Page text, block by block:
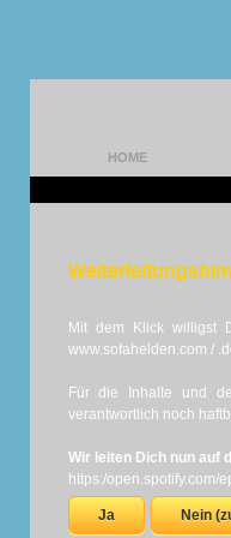
HOME
Mit dem Klick willigst
www.sofahelden.com /
Für die Inhalte und
verantwortlich noch
Wir leiten Dich nun auf
https:/open.spotify.com/
Ja Nein